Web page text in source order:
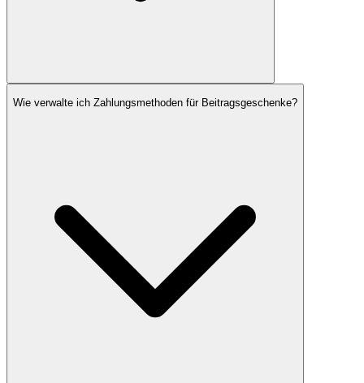
Wie verwalte ich Zahlungsmethoden für Beitragsgeschenke?